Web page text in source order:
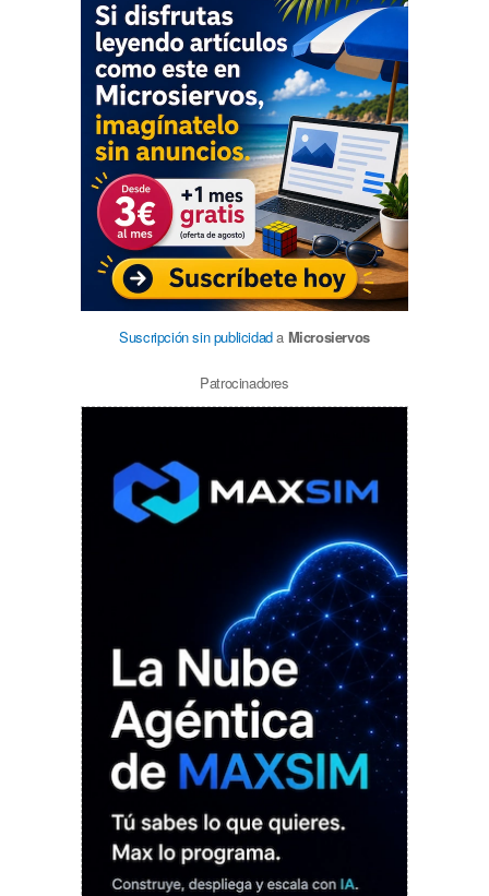
Suscripción sin publicidada Microsiervos
Patrocinadores